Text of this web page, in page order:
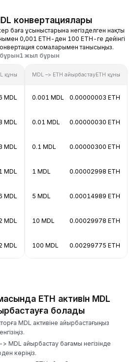
конвертациялары
баға ұсыныстарына негізделген нақты
0,001 ETH-ден 100 ETH-ге дейінгі
сомаларымен танысыңыз.
1 жыл бұрын
құны
MDL
MDL
MDL
MDL
MDL
MDL
MDL
MDL –> ETH айырбастауETH құны
0.001 MDL 0.00000003 ETH
0.01 MDL 0.00000030 ETH
0.1 MDL 0.00000300 ETH
1 MDL 0.00002998 ETH
5 MDL 0.00014989 ETH
10 MDL 0.00029978 ETH
100 MDL 0.00299775 ETH
ETH активін MDL
болады
MDL активіне айырбастағыңыз
MDL айырбастау бағамы негізінде
көріңіз.